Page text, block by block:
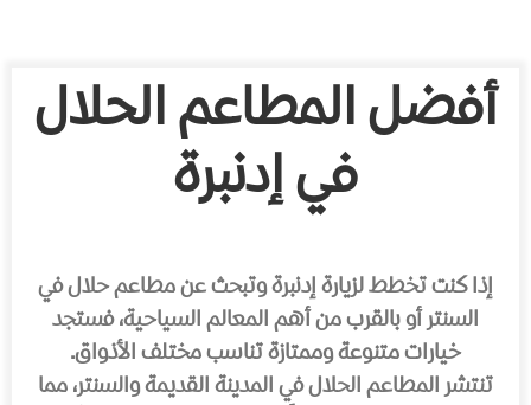
أفضل المطاعم الحلال
في إدنبرة
إذا كنت تخطط لزيارة إدنبرة وتبحث عن مطاعم حلال في
السنتر أو بالقرب من أهم المعالم السياحية، فستجد
خيارات متنوعة وممتازة تناسب مختلف الأذواق.
تنتشر المطاعم الحلال في المدينة القديمة والسنتر، مما